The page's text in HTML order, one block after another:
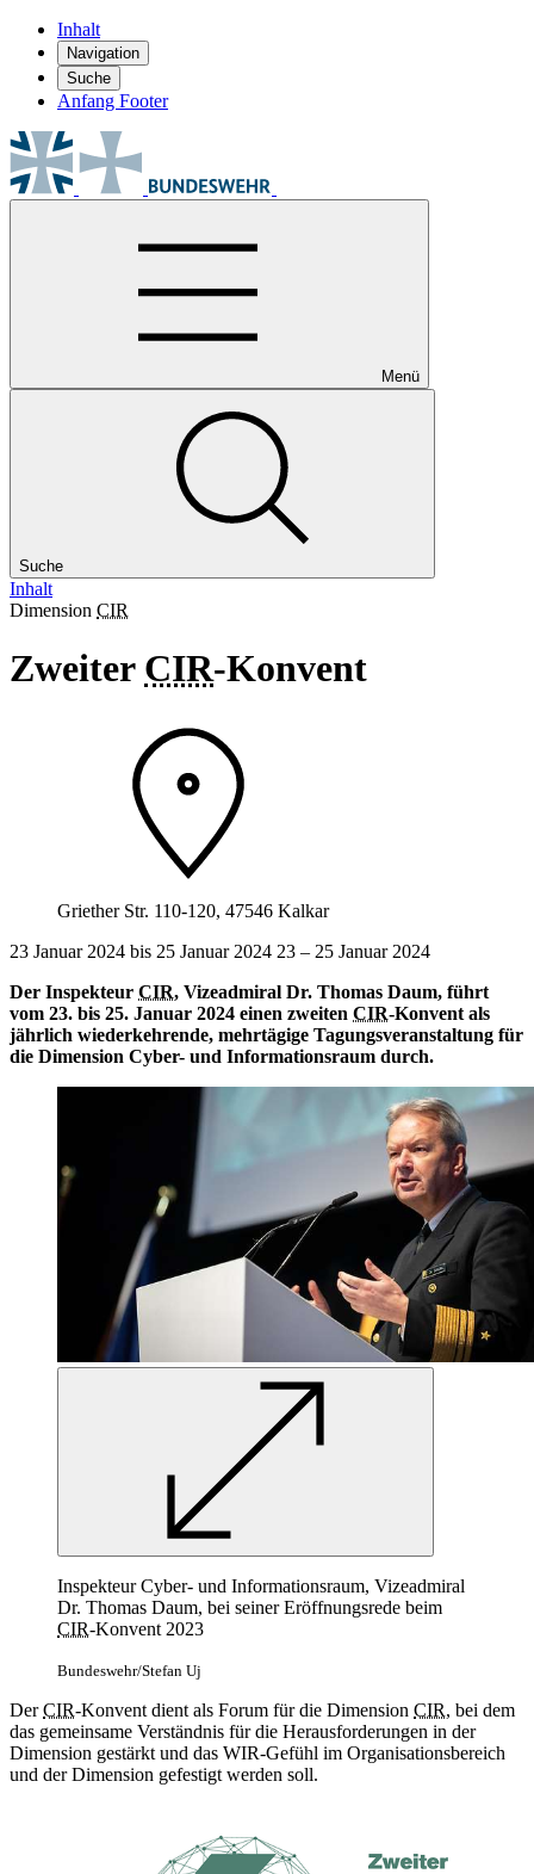
Inhalt
Navigation
Suche
Anfang Footer
Menü
Suche
Inhalt
Dimension CIR
Zweiter CIR-Konvent
Griether Str. 110-120, 47546 Kalkar
23 Januar 2024 bis 25 Januar 2024 23 ‒ 25 Januar 2024
Der Inspekteur CIR, Vizeadmiral Dr. Thomas Daum, führt
vom 23. bis 25. Januar 2024 einen zweiten CIR-Konvent als
jährlich wiederkehrende, mehrtägige Tagungsveranstaltung für
die Dimension Cyber- und Informationsraum durch.
Inspekteur Cyber- und Informationsraum, Vizeadmiral
Dr. Thomas Daum, bei seiner Eröffnungsrede beim
CIR-Konvent 2023
Bundeswehr/Stefan Uj
DerCIR-Konvent dient als Forum für die Dimension CIR, bei dem
das gemeinsame Verständnis für die Herausforderungen in der
Dimension gestärkt und das WIR-Gefühl im Organisationsbereich
und der Dimension gefestigt werden soll.